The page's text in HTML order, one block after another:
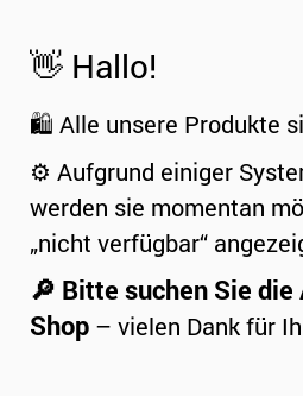
👋 Hallo!
🛍️ Alle unsere Produkte
⚙️ Aufgrund einiger
werden sie momentan
„nicht verfügbar“
🔎 Bitte suchen Sie
Shop – vielen Dank für